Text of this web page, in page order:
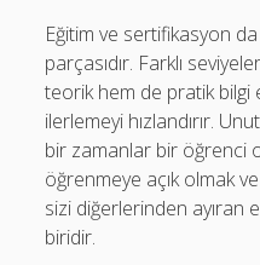
Eğitim ve sertifikasyon
parçasıdır. Farklı
teorik hem de pratik bilgi
ilerlemeyi hızlandırır.
bir zamanlar bir öğrenci
öğrenmeye açık olmak
sizi diğerlerinden ayıran
biridir.